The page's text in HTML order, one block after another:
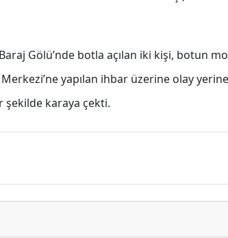
Gölü’nde botla açılan iki kişi, botun
yapılan ihbar üzerine olay
şekilde karaya çekti.